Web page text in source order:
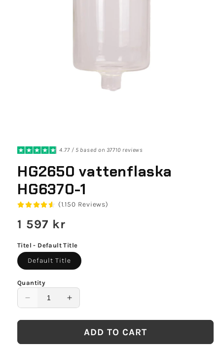
4.77 / 5 based on 37710 reviews
HG2650 vattenflaska
HG6370-1
(1.150 Reviews)
Regular
1 597 kr
Titel - Default Title
Default Title
Quantity
Decrease
for
vattenflaska
Increase
for
HG2650
vattenflaska
ADD TO CART